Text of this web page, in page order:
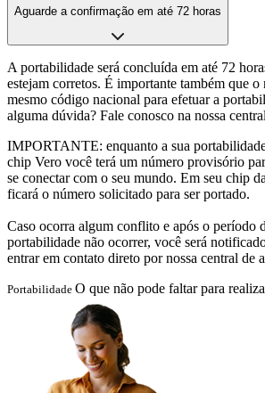
Aguarde a confirmação em até 72 horas
A portabilidade será concluída em até 72
estejam corretos. É importante também que o
mesmo código nacional para efetuar a
alguma dúvida? Fale conosco na nossa
IMPORTANTE: enquanto a sua
chip Vero você terá um número provisório
se conectar com o seu mundo. Em seu chip
ficará o número solicitado para ser portado.
Caso ocorra algum conflito e após o período
portabilidade não ocorrer, você será
entrar em contato direto por nossa central de
Portabilidade O que não pode faltar para